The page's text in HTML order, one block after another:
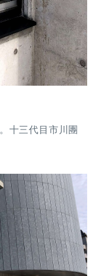
。十三代目市川團